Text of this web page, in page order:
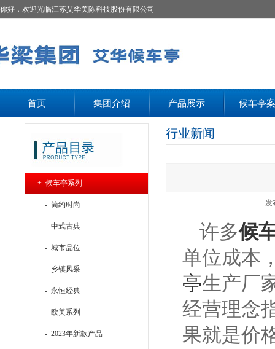
你好，欢迎光临江苏艾华美陈科技股份有限公司
首页 集团介绍 产品展示 候车亭
+ 候车亭系列
- 简约时尚
- 中式古典
- 城市品位
- 乡镇风采
- 永恒经典
- 欧美系列
- 2023年新款产品
行业新闻
发
许多候
单位成本
亭生产厂
经营理念
果就是价